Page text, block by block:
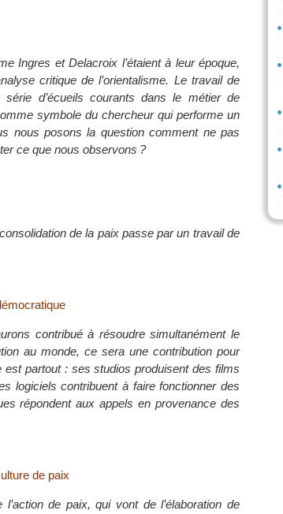
Ingres et Delacroix l’étaient à leur époque,
critique de l’orientalisme. Le travail de
d’écueils courants dans le métier de
symbole du chercheur qui performe un
nous posons la question comment ne pas
ce que nous observons ?
de la paix passe par un travail de
contribué à résoudre simultanément le
au monde, ce sera une contribution pour
est partout : ses studios produisent des films
logiciels contribuent à faire fonctionner des
répondent aux appels en provenance des
de paix
de paix, qui vont de l’élaboration de